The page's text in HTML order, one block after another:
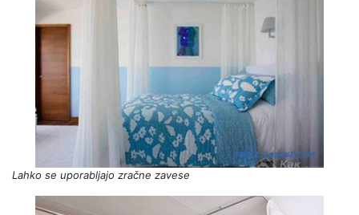
Lahko se uporabljajo zračne zavese